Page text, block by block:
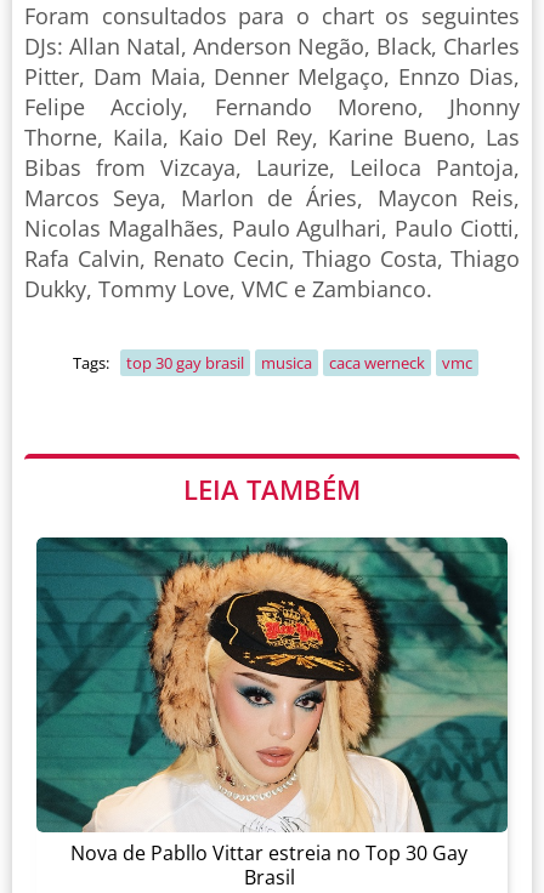
Foram consultados para o chart os seguintes
DJs: Allan Natal, Anderson Negão, Black, Charles
Pitter, Dam Maia, Denner Melgaço, Ennzo Dias,
Felipe Accioly, Fernando Moreno, Jhonny
Thorne, Kaila, Kaio Del Rey, Karine Bueno, Las
Bibas from Vizcaya, Laurize, Leiloca Pantoja,
Marcos Seya, Marlon de Áries, Maycon Reis,
Nicolas Magalhães, Paulo Agulhari, Paulo Ciotti,
Rafa Calvin, Renato Cecin, Thiago Costa, Thiago
Dukky, Tommy Love, VMC e Zambianco.
Tags: top 30 gay brasil musica caca werneck vmc
LEIA TAMBÉM
Nova de Pabllo Vittar estreia no Top 30 Gay
Brasil